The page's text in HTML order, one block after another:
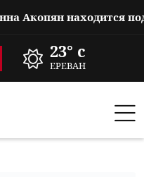
23° c
ЕРЕВАН